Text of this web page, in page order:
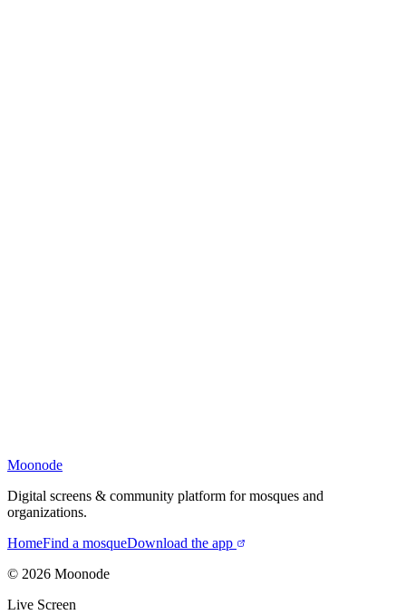
Moonode
Digital screens & community platform for mosques and
organizations.
HomeFind a mosqueDownload the app
© 2026 Moonode
Live Screen